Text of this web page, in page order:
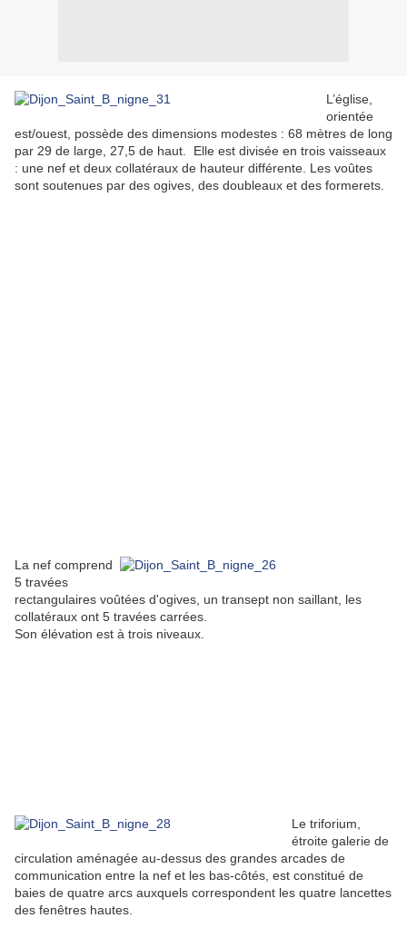
L’église,
orientée
est/ouest, possède des dimensions modestes : 68 mètres de long
par 29 de large, 27,5 de haut. Elle est divisée en trois vaisseaux
: une nef et deux collatéraux de hauteur différente. Les voûtes
sont soutenues par des ogives, des doubleaux et des formerets.
La nef comprend
5 travées
rectangulaires voûtées d'ogives, un transept non saillant, les
collatéraux ont 5 travées carrées.
Son élévation est à trois niveaux.
Le triforium,
étroite galerie de
circulation aménagée au-dessus des grandes arcades de
communication entre la nef et les bas-côtés, est constitué de
baies de quatre arcs auxquels correspondent les quatre lancettes
des fenêtres hautes.